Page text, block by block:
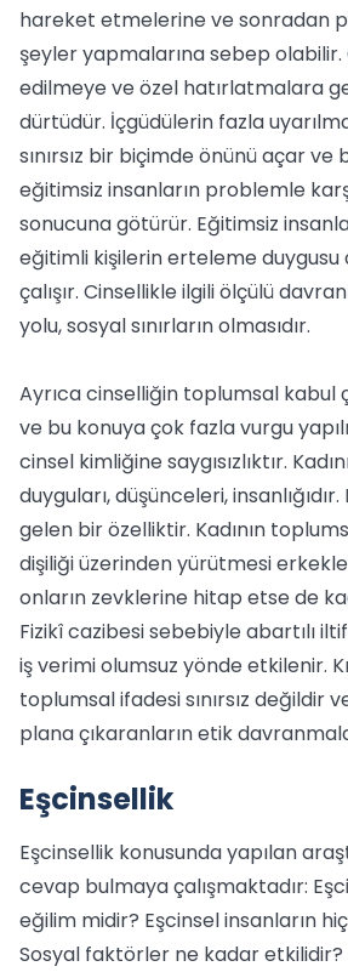
hareket etmelerine ve sonradan
şeyler yapmalarına sebep olabilir.
edilmeye ve özel hatırlatmalara
dürtüdür. İçgüdülerin fazla
sınırsız bir biçimde önünü açar ve
eğitimsiz insanların problemle
sonucuna götürür. Eğitimsiz
eğitimli kişilerin erteleme duygusu
çalışır. Cinsellikle ilgili ölçülü
yolu, sosyal sınırların olmasıdır.
Ayrıca cinselliğin toplumsal kabul
ve bu konuya çok fazla vurgu
cinsel kimliğine saygısızlıktır.
duyguları, düşünceleri,
gelen bir özelliktir. Kadının
dişiliği üzerinden yürütmesi
onların zevklerine hitap etse de
Fizikî cazibesi sebebiyle abartılı
iş verimi olumsuz yönde etkilenir.
toplumsal ifadesi sınırsız değildir
plana çıkaranların etik
Eşcinsellik
Eşcinsellik konusunda yapılan
cevap bulmaya çalışmaktadır:
eğilim midir? Eşcinsel insanların
Sosyal faktörler ne kadar